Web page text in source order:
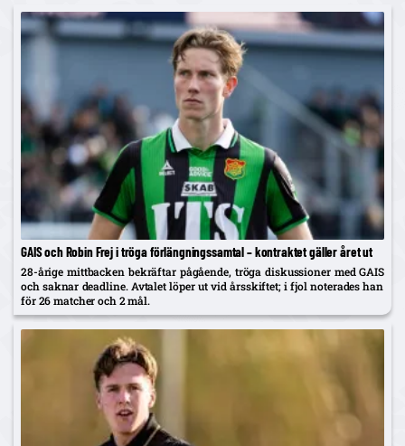
GAIS och Robin Frej i tröga förlängningssamtal – kontraktet gäller året ut
28-årige mittbacken bekräftar pågående, tröga diskussioner med GAIS
och saknar deadline. Avtalet löper ut vid årsskiftet; i fjol noterades han
för 26 matcher och 2 mål.